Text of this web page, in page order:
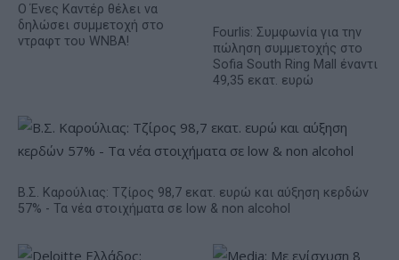
Ο Ένες Καντέρ θέλει να
δηλώσει συμμετοχή στο
ντραφτ του WNBA!
Fourlis: Συμφωνία για την
πώληση συμμετοχής στο
Sofia South Ring Mall έναντι
49,35 εκατ. ευρώ
Β.Σ. Καρούλιας: Τζίρος 98,7 εκατ. ευρώ και αύξηση κερδών
57% - Τα νέα στοιχήματα σε low & non alcohol